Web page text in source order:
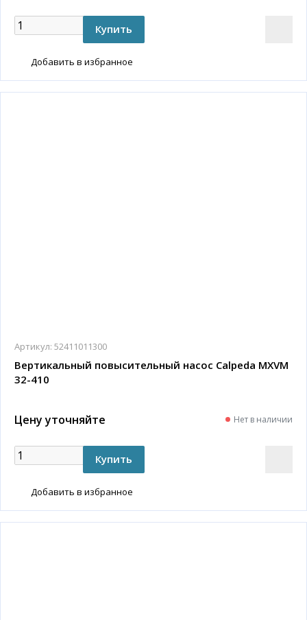
Добавить в избранное
Артикул: 52411011300
Вертикальный повысительный насос Calpeda MXVM
32-410
Цену уточняйте Нет в наличии
Добавить в избранное